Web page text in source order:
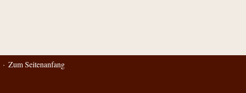
Zum Seitenanfang